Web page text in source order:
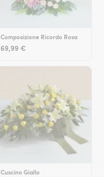
Composizione Ricordo Rosa
69,99 €
Cuscino Giallo